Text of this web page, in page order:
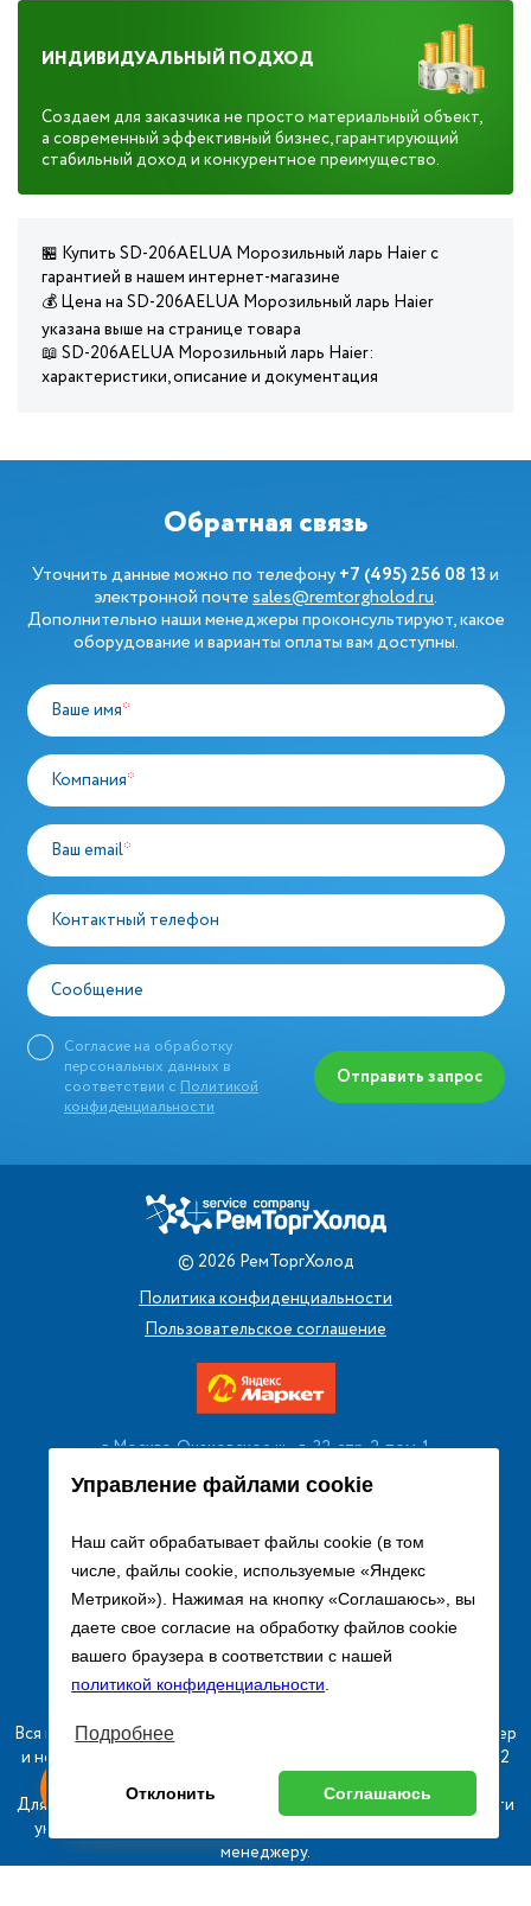
Управление файлами cookie
Наш сайт обрабатывает файлы cookie (в том
числе, файлы cookie, используемые «Яндекс
Метрикой»). Нажимая на кнопку «Соглашаюсь», вы
даете свое согласие на обработку файлов cookie
вашего браузера в соответствии с нашей
политикой конфиденциальности.
Подробнее
Отклонить Соглашаюсь
ИНДИВИДУАЛЬНЫЙ ПОДХОД
Создаем для заказчика не просто материальный объект,
а современный эффективный бизнес, гарантирующий
стабильный доход и конкурентное преимущество.
🏪 Купить SD-206AELUA Морозильный ларь Haier с
гарантией в нашем интернет-магазине
💰 Цена на SD-206AELUA Морозильный ларь Haier
указана выше на странице товара
📖 SD-206AELUA Морозильный ларь Haier:
характеристики, описание и документация
Обратная связь
Уточнить данные можно по телефону+7 (495) 256 08 13и
электронной почтеsales@remtorgholod.ru.
Дополнительно наши менеджеры проконсультируют, какое
оборудование и варианты оплаты вам доступны.
Ваше имя*
Компания*
Ваш email*
Контактный телефон
Сообщение
Согласие на обработку
персональных данных в
соответствии с Политикой
конфиденциальности
Отправить запрос
© 2026 РемТоргХолод
Политика конфиденциальности
Пользовательское соглашение
г. Москва, Очаковское ш., д. 32, стр. 2, пом. 1
+7 (495) 256 08 13
Заказать звонок
sales@remtorgholod.ru
Разработка и продвижение сайта
Вся информация на сайте о товарах носит справочный характер
и не является публичной офертой в соответствии с пунктом 2
статьи 437 ГК РФ.
Для получения подробной информации о наличии и стоимости
указанных товаров и (или) услуг, пожалуйста, обращайтесь к
менеджеру.
оборудование
Оставь заявку